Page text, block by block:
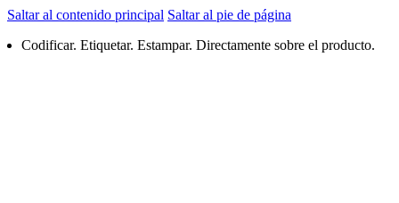
Saltar al contenido principal Saltar al pie de página
Codificar. Etiquetar. Estampar. Directamente sobre el producto.